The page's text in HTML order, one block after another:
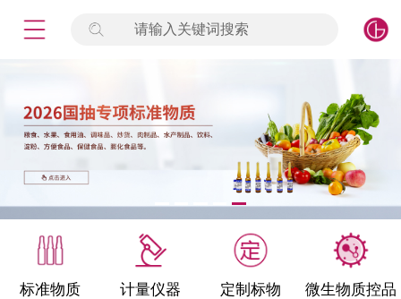
请输入关键词搜索
标准物质 计量仪器 定制标物 微生物质控品
标准物质
产品专项
微生物检测/质控品